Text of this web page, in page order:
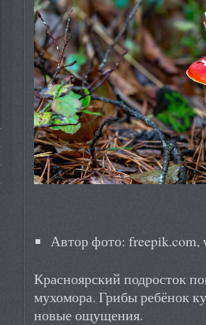
Автор фото: freepik.com,
Красноярский подросток
мухомора. Грибы ребёнок
новые ощущения.